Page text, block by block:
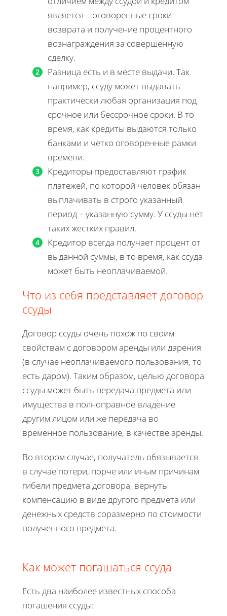
является – оговоренные сроки
возврата и получение процентного
вознаграждения за совершенную
сделку.
Разница есть и в месте выдачи. Так
например, ссуду может выдавать
практически любая организация под
срочное или бессрочное сроки. В то
время, как кредиты выдаются только
банками и четко оговоренные рамки
времени.
Кредиторы предоставляют график
платежей, по которой человек обязан
выплачивать в строго указанный
период – указанную сумму. У ссуды нет
таких жестких правил.
Кредитор всегда получает процент от
выданной суммы, в то время, как ссуда
может быть неоплачиваемой.​
Что из себя представляет договор
ссуды
Договор ссуды очень похож по своим
свойствам с договором аренды или дарения
(в случае неоплачиваемого пользования, то
есть даром). Таким образом, целью договора
ссуды может быть передача предмета или
имущества в полноправное владение
другим лицом или же передача во
временное пользование, в качестве аренды.
Во втором случае, получатель обязывается
в случае потери, порче или иным причинам
гибели предмета договора, вернуть
компенсацию в виде другого предмета или
денежных средств соразмерно по стоимости
полученного предмета.
Как может погашаться ссуда
Есть два наиболее известных способа
погашения ссуды: